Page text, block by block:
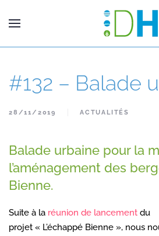
#132 – Balade
28/11/2019 ACTUALITÉS
Balade urbaine pour la
l’aménagement des
Bienne.
Suite à la réunion de lancement du
projet « L’échappé Bienne », nous